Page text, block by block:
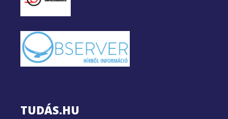
TUDÁS.HU